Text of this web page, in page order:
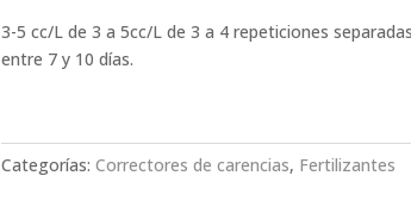
3-5 cc/L de 3 a 5cc/L de 3 a 4 repeticiones
entre 7 y 10 días.
Categorías: Correctores de carencias, Fertilizantes